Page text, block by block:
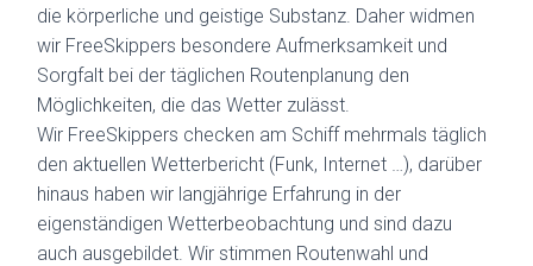
die körperliche und geistige Substanz. Daher widmen
wir FreeSkippers besondere Aufmerksamkeit und
Sorgfalt bei der täglichen Routenplanung den
Möglichkeiten, die das Wetter zulässt.
Wir FreeSkippers checken am Schiff mehrmals täglich
den aktuellen Wetterbericht (Funk, Internet …), darüber
hinaus haben wir langjährige Erfahrung in der
eigenständigen Wetterbeobachtung und sind dazu
auch ausgebildet. Wir stimmen Routenwahl und